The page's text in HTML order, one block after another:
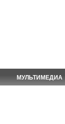
МУЛЬТИМЕДИА